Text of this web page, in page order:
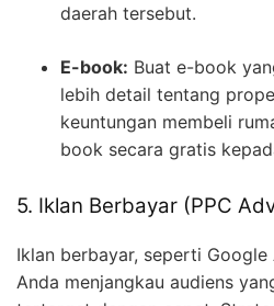
daerah tersebut.
E-book: Buat e-book
lebih detail tentang
keuntungan membeli
book secara gratis
5. Iklan Berbayar (PPC
Iklan berbayar, seperti
Anda menjangkau audiens